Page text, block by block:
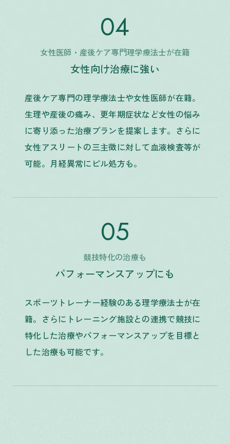
04
女性医師・産後ケア専門理学療法士が在籍
女性向け治療に強い
産後ケア専門の理学療法士や女性医師が在籍。
生理や産後の痛み、更年期症状など女性の悩み
に寄り添った治療プランを提案します。さらに
女性アスリートの三主徴に対して血液検査等が
可能。月経異常にピル処方も。
05
競技特化の治療も
パフォーマンスアップにも
スポーツトレーナー経験のある理学療法士が在
籍。さらにトレーニング施設との連携で競技に
特化した治療やパフォーマンスアップを目標と
した治療も可能です。